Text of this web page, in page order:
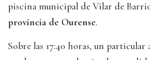
piscina municipal de Vilar de
provincia de Ourense.
Sobre las 17:40 horas, un particular